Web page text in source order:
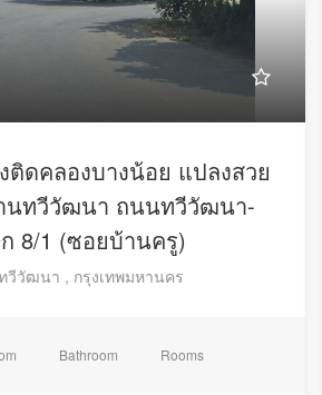
ติดคลองบางน้อย แปลงสวย
นทวีวัฒนา ถนนทวีวัฒนา-
8/1 (ซอยบ้านครู)
วัฒนา , กรุงเทพมหานคร
Bathroom Rooms